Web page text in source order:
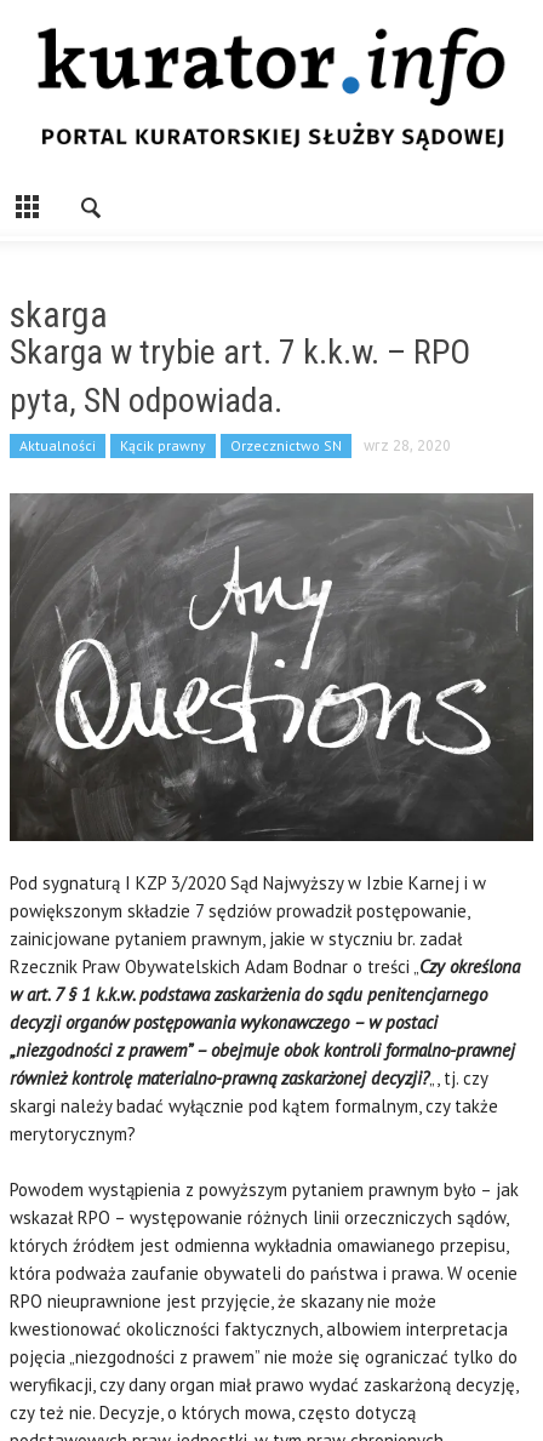
skarga
Skarga w trybie art. 7 k.k.w. – RPO
pyta, SN odpowiada.
Aktualności Kącik prawny Orzecznictwo SN wrz 28, 2020
Pod sygnaturą I KZP 3/2020 Sąd Najwyższy w Izbie Karnej i w
powiększonym składzie 7 sędziów prowadził postępowanie,
zainicjowane pytaniem prawnym, jakie w styczniu br. zadał
Rzecznik Praw Obywatelskich Adam Bodnar o treści „Czy określona
w art. 7 § 1 k.k.w. podstawa zaskarżenia do sądu penitencjarnego
decyzji organów postępowania wykonawczego – w postaci
„niezgodności z prawem” – obejmuje obok kontroli formalno-prawnej
również kontrolę materialno-prawną zaskarżonej decyzji?„, tj. czy
skargi należy badać wyłącznie pod kątem formalnym, czy także
merytorycznym?
Powodem wystąpienia z powyższym pytaniem prawnym było – jak
wskazał RPO – występowanie różnych linii orzeczniczych sądów,
których źródłem jest odmienna wykładnia omawianego przepisu,
która podważa zaufanie obywateli do państwa i prawa. W ocenie
RPO nieuprawnione jest przyjęcie, że skazany nie może
kwestionować okoliczności faktycznych, albowiem interpretacja
pojęcia „niezgodności z prawem” nie może się ograniczać tylko do
weryfikacji, czy dany organ miał prawo wydać zaskarżoną decyzję,
czy też nie. Decyzje, o których mowa, często dotyczą